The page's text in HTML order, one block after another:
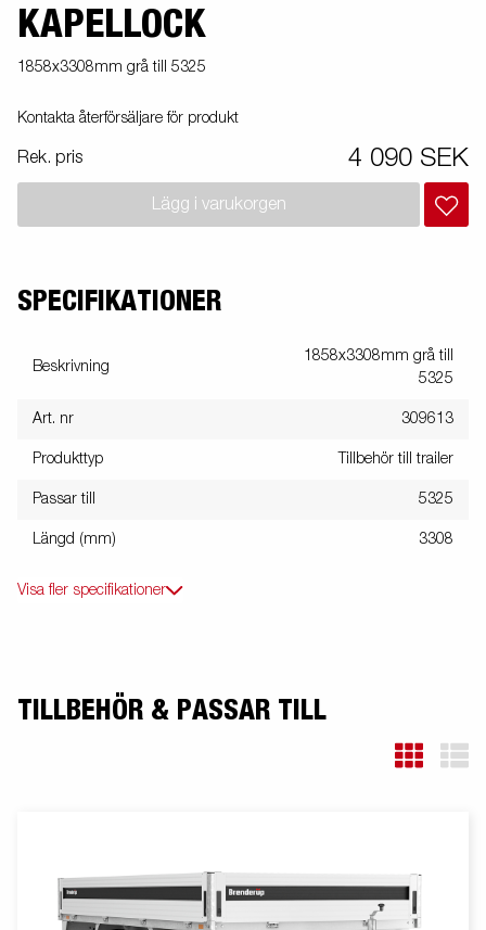
KAPELLOCK
1858x3308mm grå till 5325
Kontakta återförsäljare för produkt
Rek. pris 4 090 SEK
Lägg i varukorgen
SPECIFIKATIONER
Beskrivning
1858x3308mm grå till
5325
Art. nr 309613
Produkttyp Tillbehör till trailer
Passar till 5325
Längd (mm) 3308
Visa fler specifikationer
TILLBEHÖR & PASSAR TILL